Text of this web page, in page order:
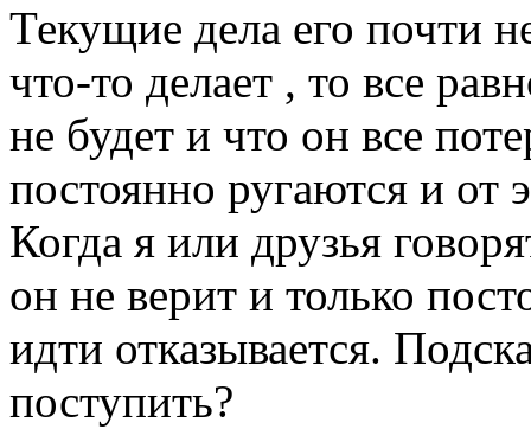
Текущие дела его почти
что-то делает , то все
не будет и что он все
постоянно ругаются и от
Когда я или друзья
он не верит и только
идти отказывается.
поступить?